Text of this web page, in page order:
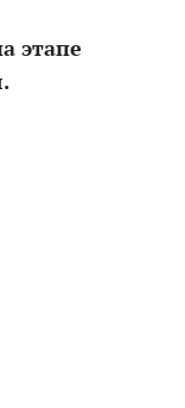
этапе